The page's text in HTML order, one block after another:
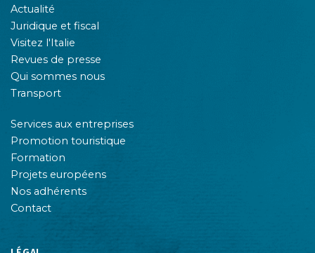
Actualité
Juridique et fiscal
Visitez l'Italie
Revues de presse
Qui sommes nous
Transport
Services aux entreprises
Promotion touristique
Formation
Projets européens
Nos adhérents
Contact